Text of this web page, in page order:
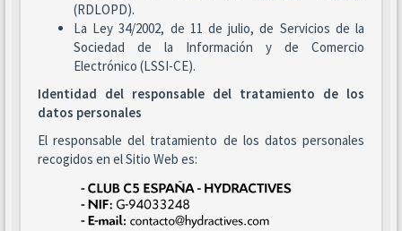
(RDLOPD).
La Ley 34/2002, de 11 de julio, de Servicios de la
Sociedad de la Información y de Comercio
Electrónico (LSSI-CE).
Identidad del responsable del tratamiento de los
datos personales
El responsable del tratamiento de los datos personales
recogidos en el Sitio Web es: